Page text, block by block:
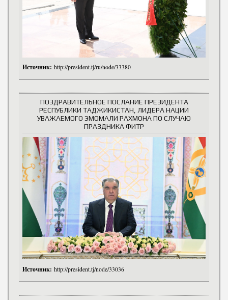
Источник: http://president.tj/ru/node/33380
ПОЗДРАВИТЕЛЬНОЕ ПОСЛАНИЕ ПРЕЗИДЕНТА
РЕСПУБЛИКИ ТАДЖИКИСТАН, ЛИДЕРА НАЦИИ
УВАЖАЕМОГО ЭМОМАЛИ РАХМОНА ПО СЛУЧАЮ
ПРАЗДНИКА ФИТР
Источник: http://president.tj/node/33036